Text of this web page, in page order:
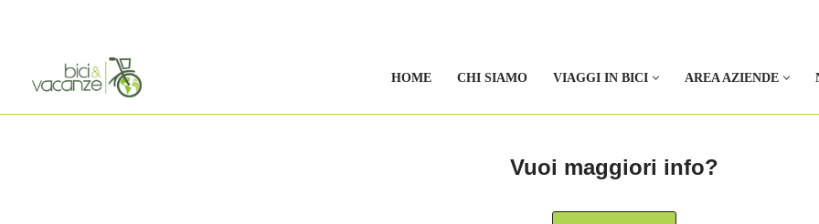
HOME CHI SIAMO VIAGGI IN BICI AREA AZIENDE
Vuoi maggiori info?